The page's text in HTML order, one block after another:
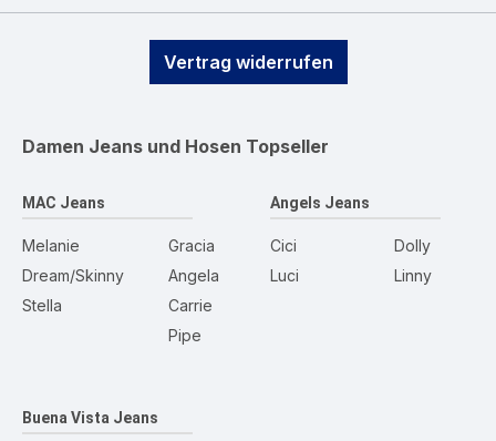
Vertrag widerrufen
Damen Jeans und Hosen Topseller
MAC Jeans
Melanie
Dream/Skinny
Stella
Gracia
Angela
Carrie
Pipe
Angels Jeans
Cici
Luci
Dolly
Linny
Buena Vista Jeans